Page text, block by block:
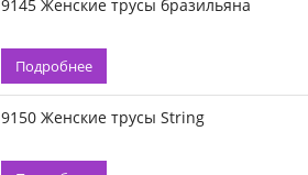
9145 Женские трусы бразильяна
Подробнее
9150 Женские трусы String